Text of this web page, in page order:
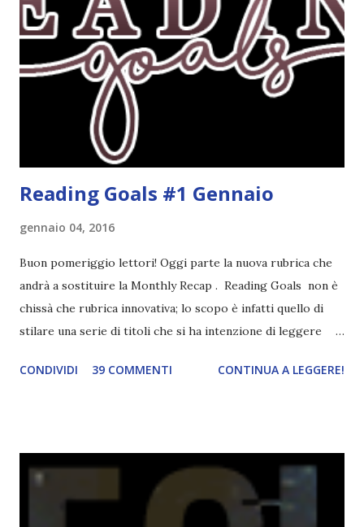
thriller e vorrei davvero iniziarne qualcuno. Attraverso il
fuoco - Josephine Angeline \\ 19 settembre. Qualsiasi
libro cita anche soltanto "Salem" deve essere
assolutamente mio. Sono affascinata dalla storia delle
streghe di Salem e se oltre alle streghe aggiungiamo
mondi paralleli e gemelle malefiche, la mia curiosità monta
Reading Goals #1 Gennaio
gennaio 04, 2016
Buon pomeriggio lettori! Oggi parte la nuova rubrica che
andrà a sostituire la Monthly Recap . Reading Goals non è
chissà che rubrica innovativa; lo scopo è infatti quello di
stilare una serie di titoli che si ha intenzione di leggere
una rubrica per tenere sotto controllo le reading
spaziare con i generi letterari e non limitarmi al fantasy.
Per farvi un esempio nel 2015 mi sembra di aver letto
troppi libri impegnativi e davvero pochi libri "leggeri", il
CONDIVIDI 39 COMMENTI CONTINUA A LEGGERE!